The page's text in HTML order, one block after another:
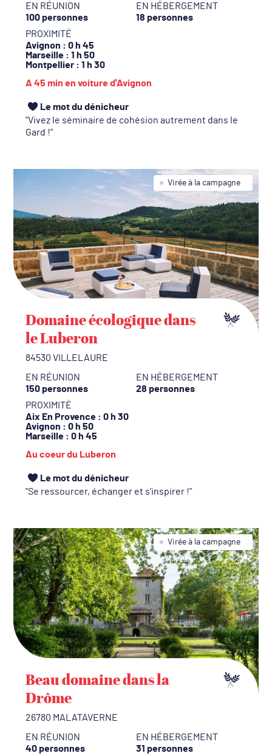
EN RÉUNION
100 personnes
EN HÉBERGEMENT
18 personnes
PROXIMITÉ
Avignon : 0 h 45
Marseille : 1 h 50
Montpellier : 1 h 30
A 45 min en voiture d'Avignon
Le mot du dénicheur
Vivez le séminaire de cohésion autrement dans le
Gard !
Virée à la campagne
Domaine écologique dans
le Luberon
84530 VILLELAURE
EN RÉUNION
150 personnes
EN HÉBERGEMENT
28 personnes
PROXIMITÉ
Aix En Provence : 0 h 30
Avignon : 0 h 50
Marseille : 0 h 45
Au coeur du Luberon
Le mot du dénicheur
Se ressourcer, échanger et s’inspirer !
Virée à la campagne
Beau domaine dans la
Drôme
26780 MALATAVERNE
EN RÉUNION
40 personnes
EN HÉBERGEMENT
31 personnes